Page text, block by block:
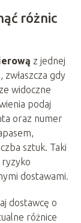
różnic
z jednej
gdy
widoczne
podaj
oraz numer
sztuk. Taki
ryzyko
dostawami.
dostawcę o
różnice